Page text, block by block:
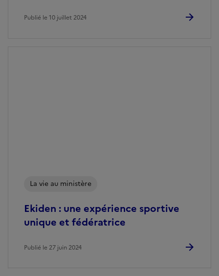
Publié le 10 juillet 2024
Ekiden : une expérience sportive
unique et fédératrice
La vie au ministère
Publié le 27 juin 2024